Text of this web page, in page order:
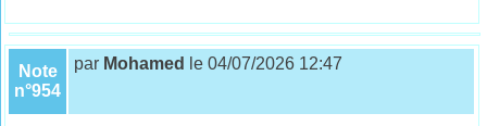
Note
n°954
par Mohamed le 04/07/2026 12:47